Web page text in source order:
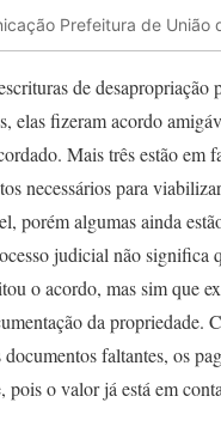
Prefeitura de União
de desapropriação
elas fizeram acordo
Mais três estão em
necessários para
porém algumas ainda
judicial não significa
o acordo, mas sim que
da propriedade.
faltantes, os
pois o valor já está em